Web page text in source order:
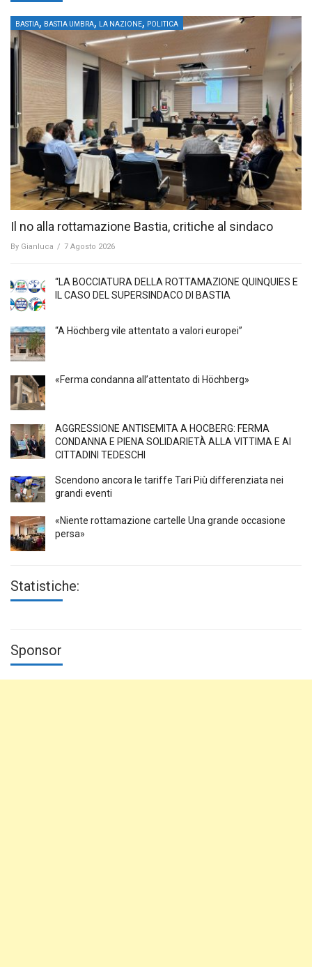
BASTIA, BASTIA UMBRA, LA NAZIONE, POLITICA
Il no alla rottamazione Bastia, critiche al sindaco
By Gianluca / 7 Agosto 2026
“LA BOCCIATURA DELLA ROTTAMAZIONE QUINQUIES E
IL CASO DEL SUPERSINDACO DI BASTIA
“A Höchberg vile attentato a valori europei”
«Ferma condanna all’attentato di Höchberg»
AGGRESSIONE ANTISEMITA A HÖCBERG: FERMA
CONDANNA E PIENA SOLIDARIETÀ ALLA VITTIMA E AI
CITTADINI TEDESCHI
Scendono ancora le tariffe Tari Più differenziata nei
grandi eventi
«Niente rottamazione cartelle Una grande occasione
persa»
Statistiche:
Sponsor